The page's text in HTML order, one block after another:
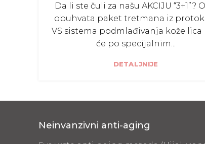
Da li ste čuli za našu AKCIJU “3+1”?
obuhvata paket tretmana iz
VS sistema podmlađivanja kože lica
će po specijalnim...
DETALJNIJE
Neinvanzivni anti-aging